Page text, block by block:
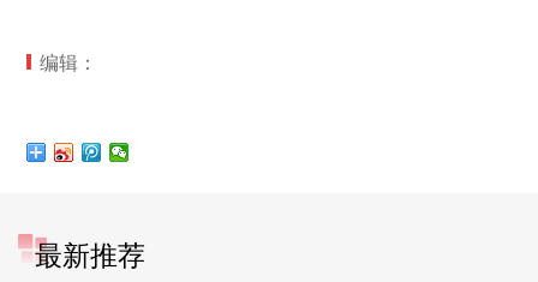
编辑：
最新推荐